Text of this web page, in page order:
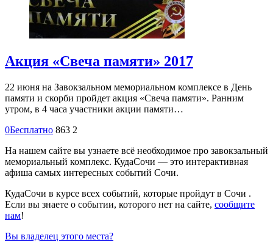
Акция «Свеча памяти» 2017
22 июня на Завокзальном мемориальном комплексе в День
памяти и скорби пройдет акция «Свеча памяти». Ранним
утром, в 4 часа участники акции памяти…
0Бесплатно 863 2
На нашем сайте вы узнаете всё необходимое про завокзальный
мемориальный комплекс. КудаСочи — это интерактивная
афиша самых интересных событий Сочи.
КудаСочи в курсе всех событий, которые пройдут в Сочи .
Если вы знаете о событии, которого нет на сайте, сообщите
нам!
Вы владелец этого места?